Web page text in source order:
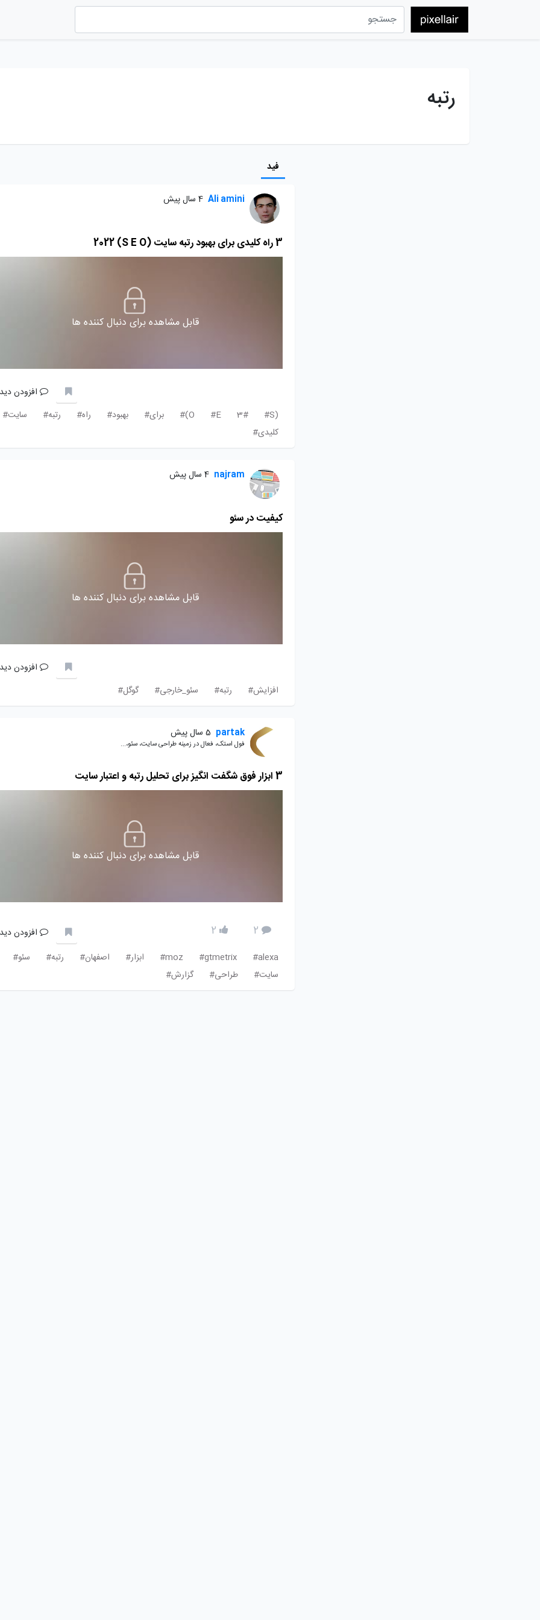
رتبه
فید
Ali amini 4 سال پیش
3 راه کلیدی برای بهبود رتبه سایت (S E O) 2022
قابل مشاهده برای دنبال کننده ها
افزودن
(S#
3#
E#
O)# برای# بهبود# راه# رتبه#
سایت#
کلیدی#
najram 4 سال پیش
کیفیت در سئو
قابل مشاهده برای دنبال کننده ها
افزودن
افزایش#
رتبه# سئو_خارجی# گوگل#
partak 5 سال پیش
فول استک، فعال در زمینه طراحی سایت، سئو،...
3 ابزار فوق شگفت انگیز برای تحلیل رتبه و اعتبار سایت
قابل مشاهده برای دنبال کننده ها
2
2
افزودن
alexa#
gtmetrix#
moz# ابزار# اصفهان# رتبه#
سئو#
سایت#
طراحی# گزارش#